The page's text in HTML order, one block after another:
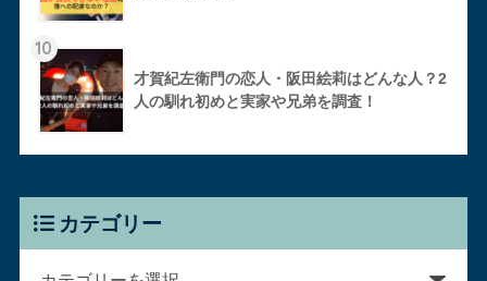
10
才賀紀左衛門の恋人・阪田絵莉はどんな人？2
人の馴れ初めと実家や兄弟を調査！
カテゴリー